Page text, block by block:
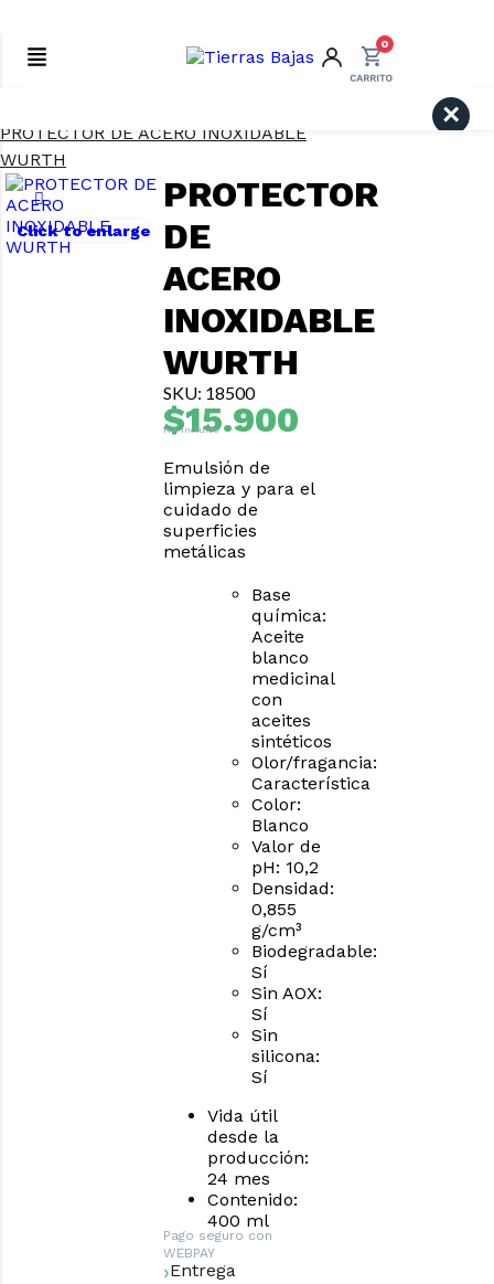
0
PROTECTOR DE ACERO INOXIDABLE
WURTH
Click to enlarge
PROTECTOR
DE
ACERO
INOXIDABLE
WURTH
SKU: 18500
$15.900
IVA Incluido
Emulsión de
limpieza y para el
cuidado de
superficies
metálicas
Base
química:
Aceite
blanco
medicinal
con
aceites
sintéticos
Olor/fragancia:
Característica
Color:
Blanco
Valor de
pH: 10,2
Densidad:
0,855
g/cm³
Biodegradable:
Sí
Sin AOX:
Sí
Sin
silicona:
Sí
Vida útil
desde la
producción:
24 mes
Contenido:
400 ml
Pago seguro con
WEBPAY
Entrega